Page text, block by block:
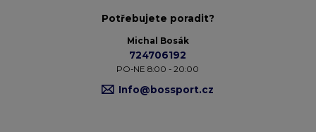
Potřebujete poradit?
Michal Bosák
724706192
PO-NE 8:00 - 20:00
Info@bossport.cz